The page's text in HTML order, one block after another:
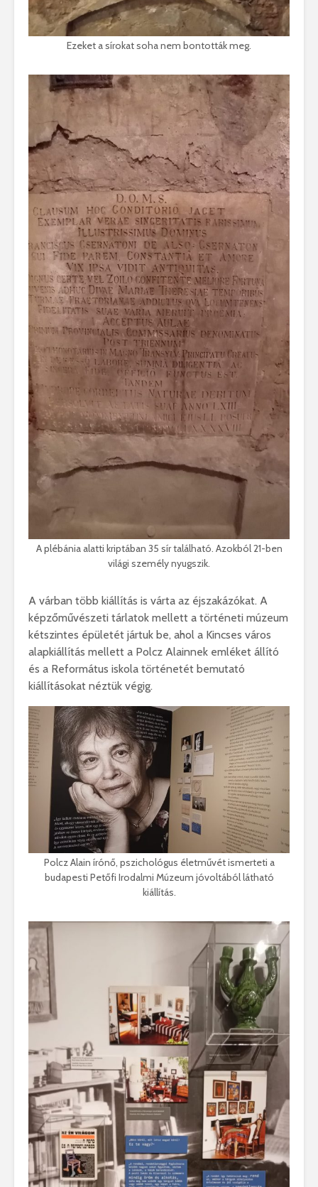
Ezeket a sírokat soha nem bontották meg.
A plébánia alatti kriptában 35 sír található. Azokból 21-ben
világi személy nyugszik.
A várban több kiállítás is várta az éjszakázókat. A
képzőművészeti tárlatok mellett a történeti múzeum
kétszintes épületét jártuk be, ahol a Kincses város
alapkiállítás mellett a Polcz Alainnek emléket állító
és a Református iskola történetét bemutató
kiállításokat néztük végig.
Polcz Alain írónő, pszichológus életművét ismerteti a
budapesti Petőfi Irodalmi Múzeum jóvoltából látható
kiállítás.